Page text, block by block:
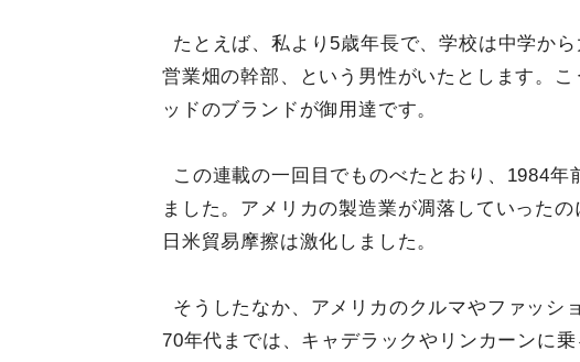
たとえば、私より5歳年長で、学校は中学か
営業畑の幹部、という男性がいたとします。
ッドのブランドが御用達です。
この連載の一回目でものべたとおり、1984
ました。アメリカの製造業が凋落していった
日米貿易摩擦は激化しました。
そうしたなか、アメリカのクルマやファッシ
70年代までは、キャデラックやリンカーンに